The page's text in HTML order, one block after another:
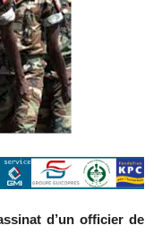
d’un officier de